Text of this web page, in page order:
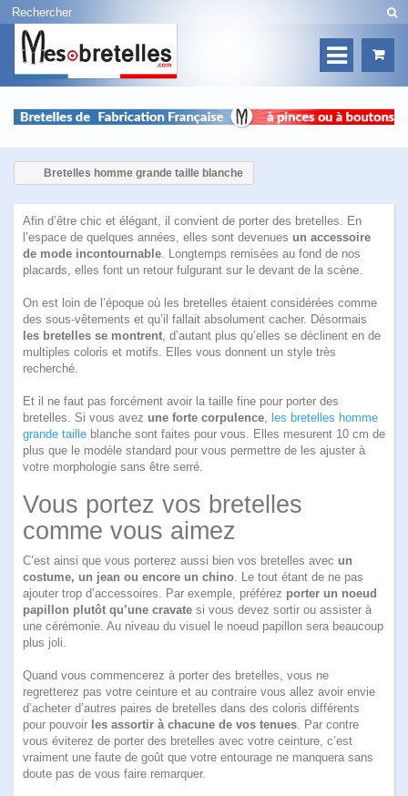
Bretelles homme grande taille blanche
Afin d’être chic et élégant, il convient de porter des bretelles. En
l’espace de quelques années, elles sont devenues un accessoire
de mode incontournable. Longtemps remisées au fond de nos
placards, elles font un retour fulgurant sur le devant de la scène.
On est loin de l’époque où les bretelles étaient considérées comme
des sous-vêtements et qu’il fallait absolument cacher. Désormais
les bretelles se montrent, d’autant plus qu’elles se déclinent en de
multiples coloris et motifs. Elles vous donnent un style très
recherché.
Et il ne faut pas forcément avoir la taille fine pour porter des
bretelles. Si vous avez une forte corpulence, les bretelles homme
grande taille blanche sont faites pour vous. Elles mesurent 10 cm de
plus que le modèle standard pour vous permettre de les ajuster à
votre morphologie sans être serré.
Vous portez vos bretelles
comme vous aimez
C’est ainsi que vous porterez aussi bien vos bretelles avec un
costume, un jean ou encore un chino. Le tout étant de ne pas
ajouter trop d’accessoires. Par exemple, préférez porter un noeud
papillon plutôt qu’une cravate si vous devez sortir ou assister à
une cérémonie. Au niveau du visuel le noeud papillon sera beaucoup
plus joli.
Quand vous commencerez à porter des bretelles, vous ne
regretterez pas votre ceinture et au contraire vous allez avoir envie
d’acheter d’autres paires de bretelles dans des coloris différents
pour pouvoir les assortir à chacune de vos tenues. Par contre
vous éviterez de porter des bretelles avec votre ceinture, c’est
vraiment une faute de goût que votre entourage ne manquera sans
doute pas de vous faire remarquer.